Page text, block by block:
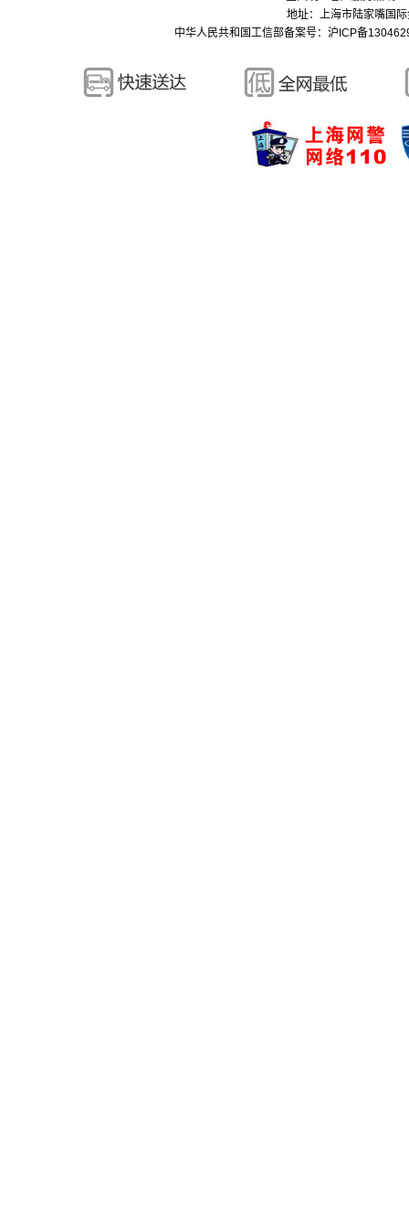
地址：上海市陆家嘴国
中华人民共和国工信部备案号： 沪ICP备